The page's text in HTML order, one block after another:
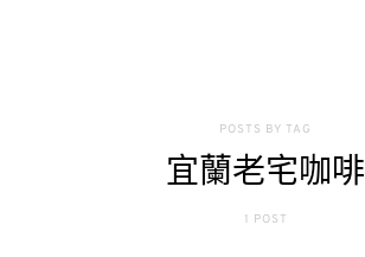
POSTS BY TAG
宜蘭老宅咖啡
1 POST